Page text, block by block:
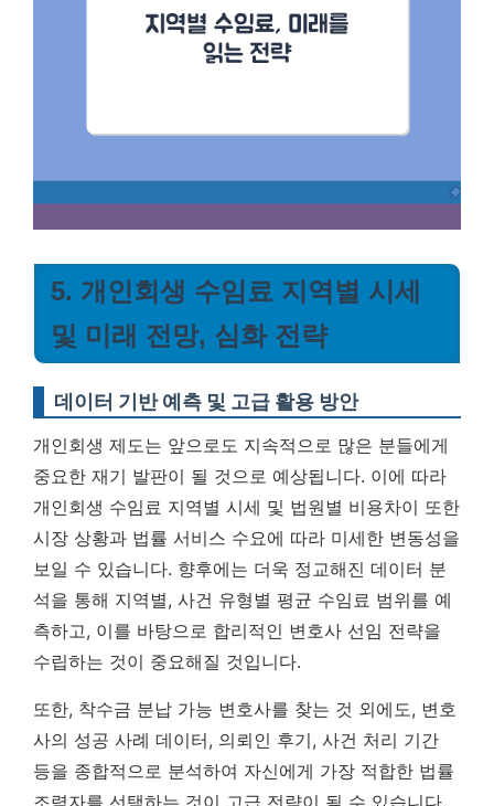
5. 개인회생 수임료 지역별 시세
및 미래 전망, 심화 전략
데이터 기반 예측 및 고급 활용 방안
개인회생 제도는 앞으로도 지속적으로 많은 분들에게
중요한 재기 발판이 될 것으로 예상됩니다. 이에 따라
개인회생 수임료 지역별 시세 및 법원별 비용차이 또한
시장 상황과 법률 서비스 수요에 따라 미세한 변동성을
보일 수 있습니다. 향후에는 더욱 정교해진 데이터 분
석을 통해 지역별, 사건 유형별 평균 수임료 범위를 예
측하고, 이를 바탕으로 합리적인 변호사 선임 전략을
수립하는 것이 중요해질 것입니다.
또한, 착수금 분납 가능 변호사를 찾는 것 외에도, 변호
사의 성공 사례 데이터, 의뢰인 후기, 사건 처리 기간
등을 종합적으로 분석하여 자신에게 가장 적합한 법률
조력자를 선택하는 것이 고급 전략이 될 수 있습니다.